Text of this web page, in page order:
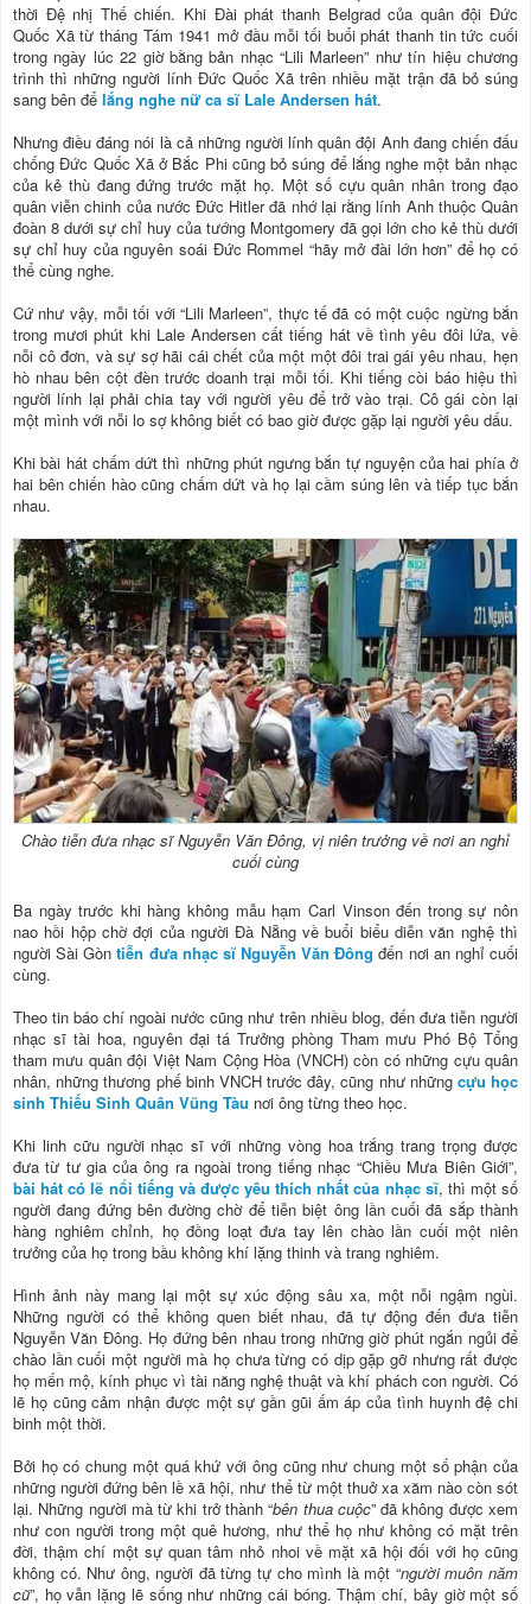
thời Đệ nhị Thế chiến. Khi Đài phát thanh Belgrad của quân đội Đức
Quốc Xã từ tháng Tám 1941 mở đầu mỗi tối buổi phát thanh tin tức cuối
trong ngày lúc 22 giờ bằng bản nhạc “Lili Marleen” như tín hiệu chương
trình thì những người lính Đức Quốc Xã trên nhiều mặt trận đã bỏ súng
sang bên để lắng nghe nữ ca sĩ Lale Andersen hát.
Nhưng điều đáng nói là cả những người lính quân đội Anh đang chiến đấu
chống Đức Quốc Xã ở Bắc Phi cũng bỏ súng để lắng nghe một bản nhạc
của kẻ thù đang đứng trước mặt họ. Một số cựu quân nhân trong đạo
quân viễn chinh của nước Đức Hitler đã nhớ lại rằng lính Anh thuộc Quân
đoàn 8 dưới sự chỉ huy của tướng Montgomery đã gọi lớn cho kẻ thù dưới
sự chỉ huy của nguyên soái Đức Rommel “hãy mở đài lớn hơn” để họ có
thể cùng nghe.
Cứ như vậy, mỗi tối với “Lili Marleen”, thực tế đã có một cuộc ngừng bắn
trong mươi phút khi Lale Andersen cất tiếng hát về tình yêu đôi lứa, về
nỗi cô đơn, và sự sợ hãi cái chết của một một đôi trai gái yêu nhau, hẹn
hò nhau bên cột đèn trước doanh trại mỗi tối. Khi tiếng còi báo hiệu thì
người lính lại phải chia tay với người yêu để trở vào trại. Cô gái còn lại
một mình với nỗi lo sợ không biết có bao giờ được gặp lại người yêu dấu.
Khi bài hát chấm dứt thì những phút ngưng bắn tự nguyện của hai phía ở
hai bên chiến hào cũng chấm dứt và họ lại cầm súng lên và tiếp tục bắn
nhau.
Chào tiễn đưa nhạc sĩ Nguyễn Văn Đông, vị niên trưởng về nơi an nghỉ
cuối cùng
Ba ngày trước khi hàng không mẫu hạm Carl Vinson đến trong sự nôn
nao hồi hộp chờ đợi của người Đà Nẵng về buổi biểu diễn văn nghệ thì
người Sài Gòntiễn đưa nhạc sĩ Nguyễn Văn Đông đến nơi an nghỉ cuối
cùng.
Theo tin báo chí ngoài nước cũng như trên nhiều blog, đến đưa tiễn người
nhạc sĩ tài hoa, nguyên đại tá Trưởng phòng Tham mưu Phó Bộ Tổng
tham mưu quân đội Việt Nam Cộng Hòa (VNCH) còn có những cựu quân
nhân, những thương phế binh VNCH trước đây, cũng như những cựu học
sinh Thiếu Sinh Quân Vũng Tàu nơi ông từng theo học.
Khi linh cữu người nhạc sĩ với những vòng hoa trắng trang trọng được
đưa từ tư gia của ông ra ngoài trong tiếng nhạc “Chiều Mưa Biên Giới”,
bài hát có lẽ nổi tiếng và được yêu thích nhất của nhạc sĩ, thì một số
người đang đứng bên đường chờ để tiễn biệt ông lần cuối đã sắp thành
hàng nghiêm chỉnh, họ đồng loạt đưa tay lên chào lần cuối một niên
trưởng của họ trong bầu không khí lặng thinh và trang nghiêm.
Hình ảnh này mang lại một sự xúc động sâu xa, một nỗi ngậm ngùi.
Những người có thể không quen biết nhau, đã tự động đến đưa tiễn
Nguyễn Văn Đông. Họ đứng bên nhau trong những giờ phút ngắn ngủi để
chào lần cuối một người mà họ chưa từng có dịp gặp gỡ nhưng rất được
họ mến mộ, kính phục vì tài năng nghệ thuật và khí phách con người. Có
lẽ họ cũng cảm nhận được một sự gần gũi ấm áp của tình huynh đệ chi
binh một thời.
Bởi họ có chung một quá khứ với ông cũng như chung một số phận của
những người đứng bên lề xã hội, như thể từ một thuở xa xăm nào còn sót
lại. Những người mà từ khi trở thành “bên thua cuộc” đã không được xem
như con người trong một quê hương, như thể họ như không có mặt trên
đời, thậm chí một sự quan tâm nhỏ nhoi về mặt xã hội đối với họ cũng
không có. Như ông, người đã từng tự cho mình là một “người muôn năm
cũ”, họ vẫn lặng lẽ sống như những cái bóng. Thậm chí, bây giờ một số